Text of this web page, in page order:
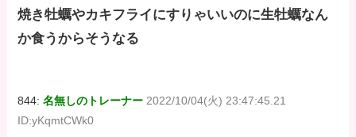
焼き牡蠣やカキフライにすりゃいいのに生牡蠣なん
か食うからそうなる
844:名無しのトレーナー 2022/10/04(火) 23:47:45.21
ID:yKqmtCWk0